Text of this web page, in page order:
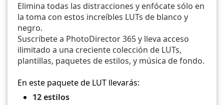
Elimina todas las distracciones y enfócate sólo en
la toma con estos increíbles LUTs de blanco y
negro.
Suscríbete a PhotoDirector 365 y lleva acceso
ilimitado a una creciente colección de LUTs,
plantillas, paquetes de estilos, y música de fondo.
En este paquete de LUT llevarás:
12 estilos